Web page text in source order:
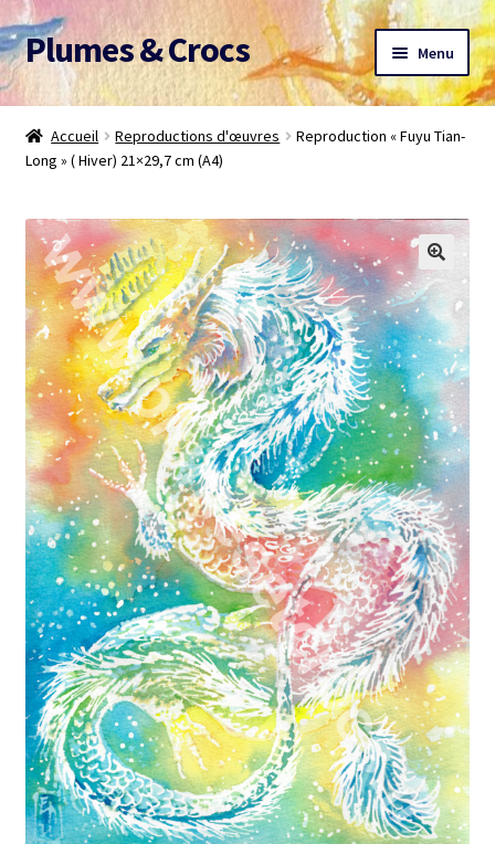
Aller
à
la
navigation
Aller
au
contenu
Plumes & Crocs Menu
Accueil
Devis gratuit
Panier
Mon compte
A propos
CGV
Me contacter
Accueil Reproductions d'œuvres
Reproduction « Fuyu Tian-
Long » ( Hiver) 21×29,7 cm (A4)